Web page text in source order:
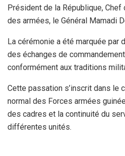
Président de la République, Chef
des armées, le Général Mamadi
La cérémonie a été marquée par
des échanges de
conformément aux traditions
Cette passation s’inscrit dans le
normal des Forces armées
des cadres et la continuité du
différentes unités.